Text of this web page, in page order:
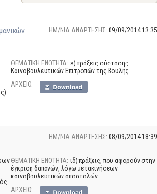
ΗΜ/ΝΙΑ ΑΝΑΡΤΗΣΗΣ: 09/09/2014 13:35
ΘΕΜΑΤΙΚΗ ΕΝΟΤΗΤΑ: ε) πράξεις σύστασης
Κοινοβουλευτικών Επιτροπών της Βουλής
AΡΧΕΙΟ:
ΗΜ/ΝΙΑ ΑΝΑΡΤΗΣΗΣ: 08/09/2014 18:39
ΘΕΜΑΤΙΚΗ ΕΝΟΤΗΤΑ: ιδ) πράξεις, που αφορούν στην
έγκριση δαπανών, λόγω μετακινήσεων
κοινοβουλευτικών αποστολών
AΡΧΕΙΟ: